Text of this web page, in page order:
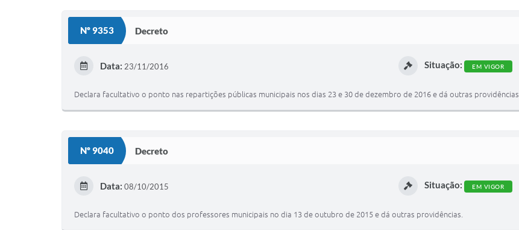
Nº 9353 Decreto
Data: 23/11/2016 Situação: EM VIGOR
Declara facultativo o ponto nas repartições públicas municipais nos dias 23 e 30 de dezembro de 2016 e dá outras providências.
Nº 9040 Decreto
Data: 08/10/2015 Situação: EM VIGOR
Declara facultativo o ponto dos professores municipais no dia 13 de outubro de 2015 e dá outras providências.